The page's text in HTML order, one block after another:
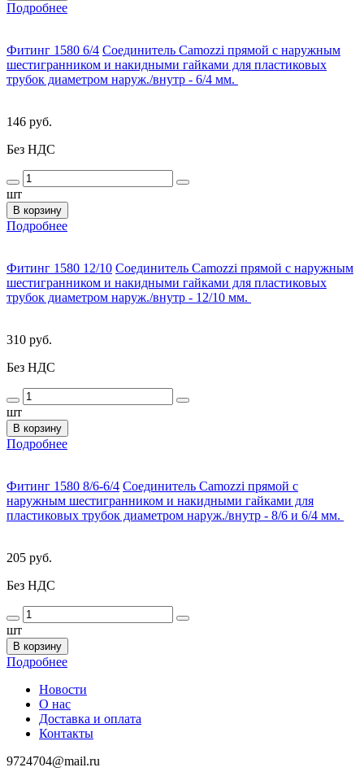
Подробнее
Фитинг 1580 6/4 Соединитель Camozzi прямой с наружным
шестигранником и накидными гайками для пластиковых
трубок диаметром наруж./внутр - 6/4 мм.
146 руб.
Без НДС
шт
В корзину
Подробнее
Фитинг 1580 12/10 Соединитель Camozzi прямой с наружным
шестигранником и накидными гайками для пластиковых
трубок диаметром наруж./внутр - 12/10 мм.
310 руб.
Без НДС
шт
В корзину
Подробнее
Фитинг 1580 8/6-6/4 Соединитель Camozzi прямой с
наружным шестигранником и накидными гайками для
пластиковых трубок диаметром наруж./внутр - 8/6 и 6/4 мм.
205 руб.
Без НДС
шт
В корзину
Подробнее
Новости
О нас
Доставка и оплата
Контакты
9724704@mail.ru